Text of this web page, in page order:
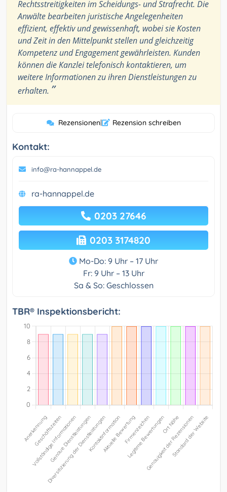
Rechtsstreitigkeiten im Scheidungs- und Strafrecht. Die
Anwälte bearbeiten juristische Angelegenheiten
effizient, effektiv und gewissenhaft, wobei sie Kosten
und Zeit in den Mittelpunkt stellen und gleichzeitig
Kompetenz und Engagement gewährleisten. Kunden
können die Kanzlei telefonisch kontaktieren, um
weitere Informationen zu ihren Dienstleistungen zu
erhalten. ”
Rezensionen| Rezension schreiben
Kontakt:
info@ra-hannappel.de
ra-hannappel.de
0203 27646
0203 3174820
Mo-Do: 9 Uhr – 17 Uhr
Fr: 9 Uhr – 13 Uhr
Sa & So: Geschlossen
TBR® Inspektionsbericht: